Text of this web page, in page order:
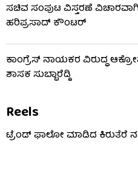
ಸಚಿವ ಸಂಪುಟ ವಿಸ್ತರಣೆ ವಿಚಾರವಾಗಿ
ಹರಿಪ್ರಸಾದ್ ಕೌಂಟರ್​​
ಕಾಂಗ್ರೆಸ್ ನಾಯಕರ ವಿರುದ್ಧ
ಶಾಸಕ ಸುಬ್ಬಾರೆಡ್ಡಿ
Reels
ಟ್ರೆಂಡ್​​ ಫಾಲೋ ಮಾಡಿದ ಕಿರುತೆರೆ